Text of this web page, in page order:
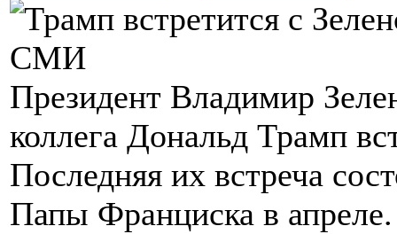
Президент Владимир
коллега Дональд Трамп
Последняя их встреча
Папы Франциска в апреле.